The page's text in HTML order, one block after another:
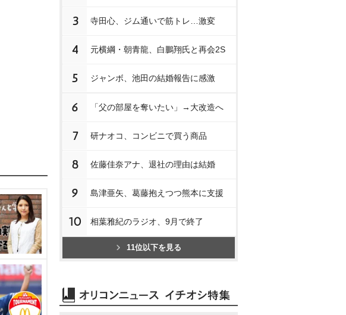
3 寺田心、ジム通いで筋トレ…激変
4 元横綱・朝青龍、白鵬翔氏と再会2S
5 ジャンボ、池田の結婚報告に感激
6 「父の部屋を奪いたい」→大改造へ
7 研ナオコ、コンビニで買う商品
8 佐藤佳奈アナ、退社の理由は結婚
9 島津亜矢、葛藤抱えつつ熊本に支援
10 相葉雅紀のラジオ、9月で終了
11位以下を見る